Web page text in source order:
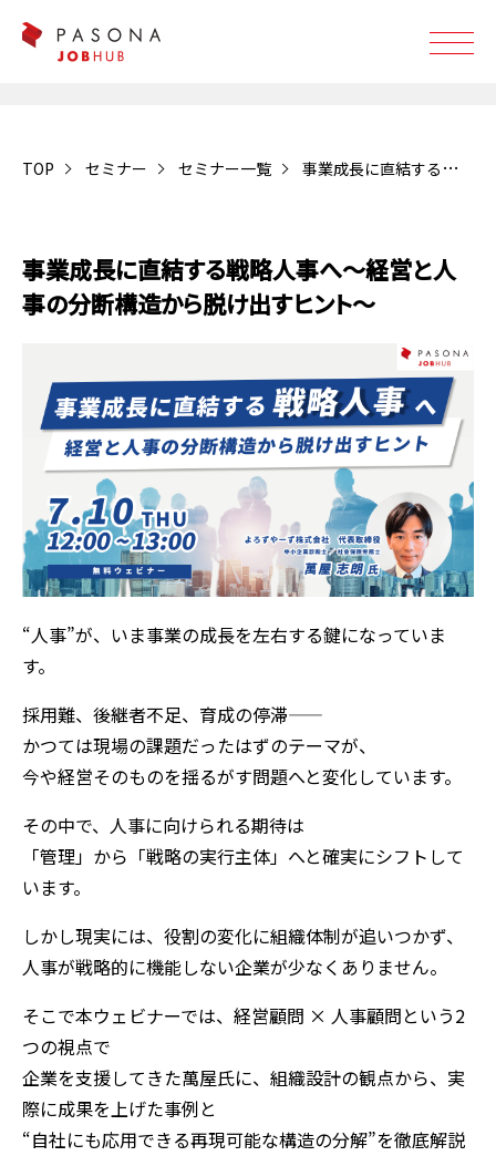
TOP セミナー セミナー一覧 事業成長に直結する戦略人事へ～経営と人事の分断構造から脱け出すヒント～
事業成長に直結する戦略人事へ～経営と人
事の分断構造から脱け出すヒント～
“人事”が、いま事業の成長を左右する鍵になっていま
す。
採用難、後継者不足、育成の停滞——
かつては現場の課題だったはずのテーマが、
今や経営そのものを揺るがす問題へと変化しています。
その中で、人事に向けられる期待は
「管理」から「戦略の実行主体」へと確実にシフトして
います。
しかし現実には、役割の変化に組織体制が追いつかず、
人事が戦略的に機能しない企業が少なくありません。
そこで本ウェビナーでは、経営顧問 × 人事顧問という2
つの視点で
企業を支援してきた萬屋氏に、組織設計の観点から、実
際に成果を上げた事例と
“自社にも応用できる再現可能な構造の分解”を徹底解説